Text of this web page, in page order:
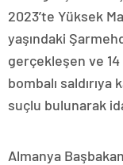
2023’te Yüksek
yaşındaki
gerçekleşen ve
bombalı saldırıya
suçlu bulunarak
Almanya